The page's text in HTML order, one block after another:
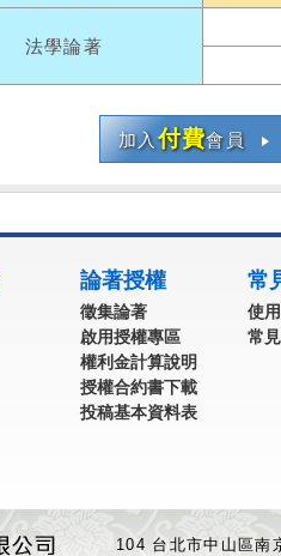
法學論著
加入付費會員
論著授權
徵集論著
啟用授權專區
權利金計算說明
授權合約書下載
投稿基本資料表
常
使
常
104 台北市中山區